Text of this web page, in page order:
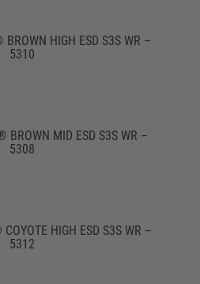
BROWN HIGH ESD S3S WR –
5310
BROWN MID ESD S3S WR –
5308
HIGH ESD S3S WR –
5312